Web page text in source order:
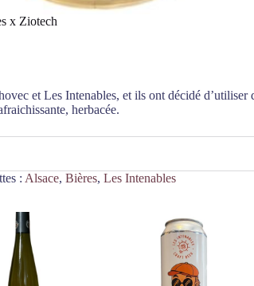
x Ziotech
et Les Intenables, et ils ont décidé d’utiliser
herbacée.
: Alsace, Bières, Les Intenables